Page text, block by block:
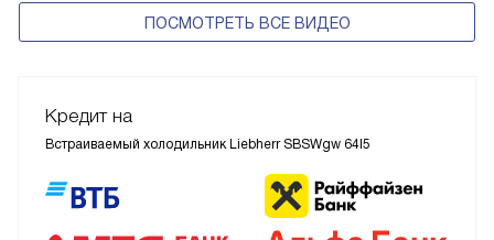
ПОСМОТРЕТЬ ВСЕ ВИДЕО
Кредит на
Встраиваемый холодильник Liebherr SBSWgw 64I5